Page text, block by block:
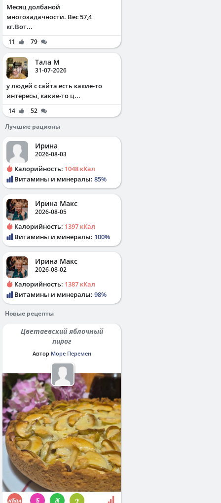
Месяц долбаной
многозадачности. Вес 57,4
кг.Вот...
11 79
Тала М
31-07-2026
у людей с сайта есть какие-то
интересы, какие-то ц...
14
52
Лучшие рационы
Ирина
2026-08-03
Калорийность: 1048 кКал
Витамины и минералы: 85%
Ирина Макс
2026-08-05
Калорийность: 1397 кКал
Витамины и минералы: 100%
Ирина Макс
2026-08-02
Калорийность: 1387 кКал
Витамины и минералы: 98%
Новые рецепты
Цветаевский яблочный
пирог
Автор Море Перемен